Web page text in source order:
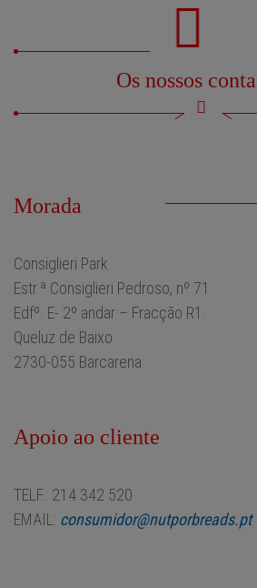
Os nossos
Morada
Consiglieri Park
Estr.ª Consiglieri Pedroso, nº 71
Edfº. E- 2º andar – Fracção R1.
Queluz de Baixo
2730-055 Barcarena
Apoio ao cliente
TELF.: 214 342 520
EMAIL: consumidor@nutporbreads.pt